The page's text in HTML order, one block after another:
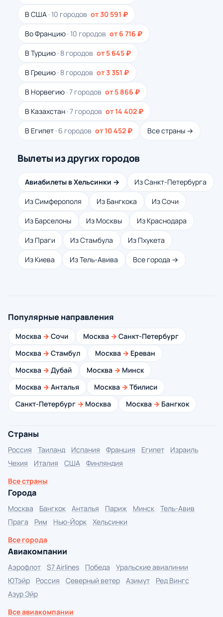
В США · 10 городов от 30 591 ₽
Во Францию · 10 городов от 6 716 ₽
В Турцию · 8 городов от 5 645 ₽
В Грецию · 8 городов от 3 351 ₽
В Норвегию · 7 городов от 5 866 ₽
В Казахстан · 7 городов от 14 402 ₽
В Египет · 6 городов от 10 452 ₽ Все страны →
Вылеты из других городов
Авиабилеты в Хельсинки → Из Санкт-Петербурга
Из Симферополя Из Бангкока Из Сочи
Из Барселоны Из Москвы Из Краснодара
Из Праги Из Стамбула Из Пхукета
Из Киева Из Тель-Авива Все города →
Популярные направления
Москва → Сочи Москва → Санкт-Петербург
Москва → Стамбул Москва → Ереван
Москва → Дубай Москва → Минск
Москва → Анталья Москва → Тбилиси
Санкт-Петербург → Москва Москва → Бангкок
Страны
Россия Таиланд Испания Франция Египет
Израиль
Чехия
Италия США
Финляндия
Все страны
Города
Москва Бангкок Анталья Париж Минск
Тель-Авив
Прага
Рим Нью-Йорк
Хельсинки
Все города
Авиакомпании
Аэрофлот S7 Airlines Победа
Уральские авиалинии
ЮТэйр
Россия Северный ветер Азимут
Ред Вингс
Азур Эйр
Все авиакомпании